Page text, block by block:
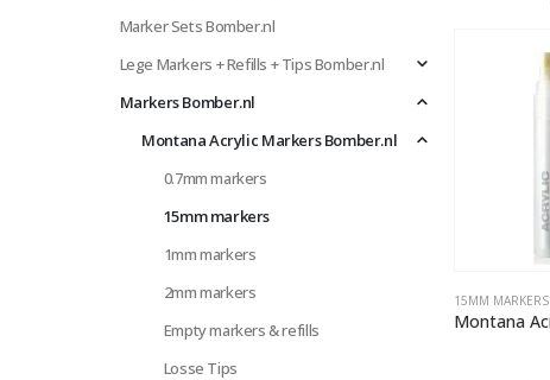
15MM MARKERS
Marker Sets Bomber.nl
Lege Markers + Refills + Tips Bomber.nl
Markers Bomber.nl
Montana Acrylic Markers Bomber.nl
0.7mm markers
15mm markers
1mm markers
2mm markers
Empty markers & refills
Losse Tips